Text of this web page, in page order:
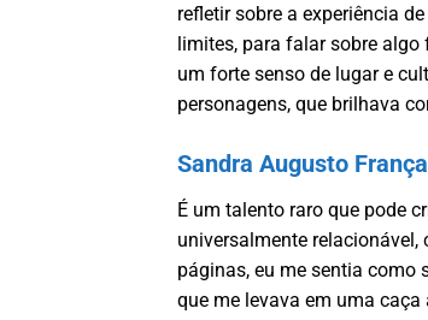
refletir sobre a experiência
limites, para falar sobre algo
um forte senso de lugar e
personagens, que brilhava
Sandra Augusto
É um talento raro que pode
universalmente
páginas, eu me sentia como
que me levava em uma caça